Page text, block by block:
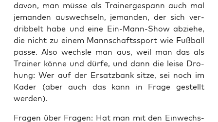
davon, man müs­se als Trai­ner­ge­spann auch mal
jeman­den aus­wech­seln, jeman­den, der sich ver­
drib­belt habe und eine Ein-Mann-Show abzie­he,
die nicht zu einem Mann­schafts­sport wie Fuß­ball
pas­se. Also wechs­le man aus, weil man das als
Trai­ner kön­ne und dür­fe, und dann die lei­se Dro­
hung: Wer auf der Ersatz­bank sit­ze, sei noch im
Kader (aber auch das kann in Fra­ge gestellt
werden).
Fra­gen über Fra­gen: Hat man mit den Ein­wechs­